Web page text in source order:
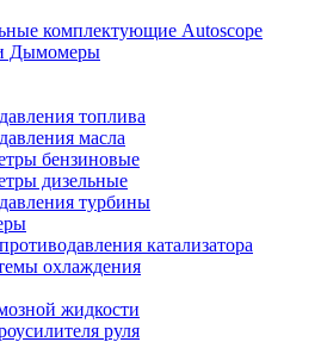
комплектующие Autoscope
Дымомеры
топлива
масла
бензиновые
дизельные
турбины
катализатора
охлаждения
жидкости
руля